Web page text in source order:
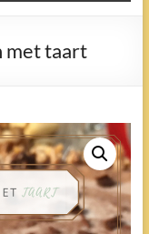
met taart